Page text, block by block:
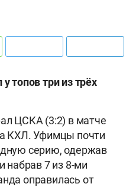
топов три из трёх
ЦСКА (3:2) в матче
КХЛ. Уфимцы почти
серию, одержав
набрав 7 из 8-ми
оправилась от